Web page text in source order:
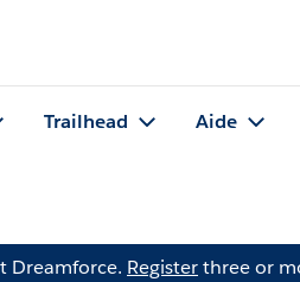
Trailhead Aide
Dreamforce. Registerthree or